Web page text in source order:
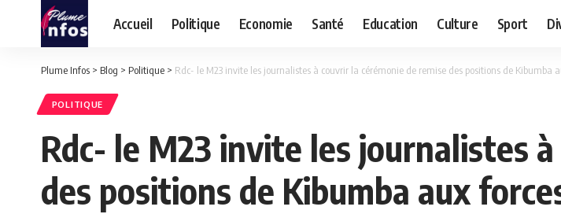
Accueil Politique Economie Santé Education Culture Sport
Plume Infos > Blog > Politique > Rdc- le M23 invite les journalistes à couvrir la cérémonie de remise des positions de Kibumba
POLITIQUE
Rdc- le M23 invite les journalistes
des positions de Kibumba aux